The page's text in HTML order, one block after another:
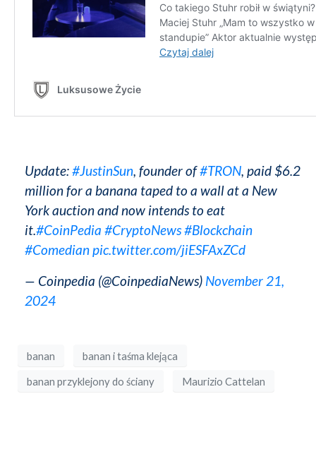
Update:#JustinSun, founder of#TRON, paid $6.2
million for a banana taped to a wall at a New
York auction and now intends to eat
it.#CoinPedia #CryptoNews#Blockchain
#Comedianpic.twitter.com/jiESFAxZCd
— Coinpedia (@CoinpediaNews) November 21,
2024
banan banan i taśma klejąca
banan przyklejony do ściany Maurizio Cattelan